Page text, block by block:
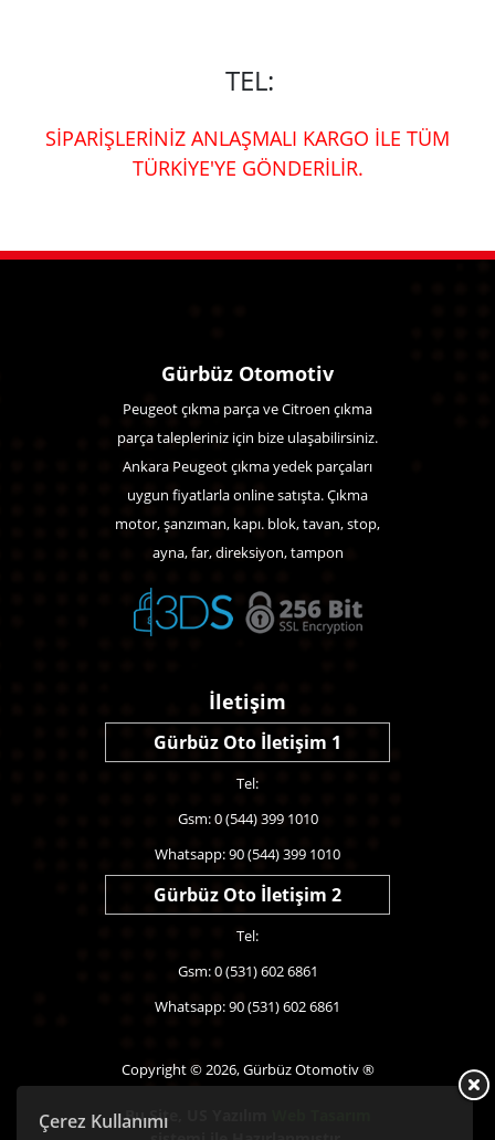
TEL:
SİPARİŞLERİNİZ ANLAŞMALI KARGO İLE TÜM
TÜRKİYE'YE GÖNDERİLİR.
Çerez Kullanımı
Gürbüz Otomotiv
Peugeot çıkma parça ve Citroen çıkma
parça talepleriniz için bize ulaşabilirsiniz.
Ankara Peugeot çıkma yedek parçaları
uygun fiyatlarla online satışta. Çıkma
motor, şanzıman, kapı. blok, tavan, stop,
ayna, far, direksiyon, tampon
İletişim
Gürbüz Oto İletişim 1
Tel:
Gsm: 0 (544) 399 1010
Whatsapp: 90 (544) 399 1010
Gürbüz Oto İletişim 2
Tel:
Gsm: 0 (531) 602 6861
Whatsapp: 90 (531) 602 6861
Copyright © 2026, Gürbüz Otomotiv ®
Bu Site,